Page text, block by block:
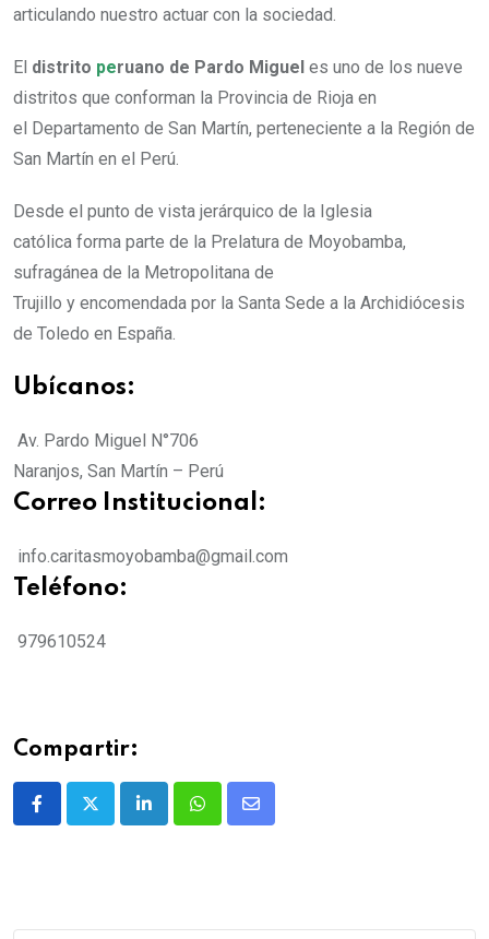
articulando nuestro actuar con la sociedad.
El distrito peruano de Pardo Miguel es uno de los nueve
distritos que conforman la Provincia de Rioja en
el Departamento de San Martín, perteneciente a la Región de
San Martín en el Perú.
Desde el punto de vista jerárquico de la Iglesia
católica forma parte de la Prelatura de Moyobamba,
sufragánea de la Metropolitana de
Trujillo y encomendada por la Santa Sede a la Archidiócesis
de Toledo en España.
Ubícanos:
Av. Pardo Miguel N°706
Naranjos, San Martín – Perú
Correo Institucional:
info.caritasmoyobamba@gmail.com
Teléfono:
979610524
Compartir: